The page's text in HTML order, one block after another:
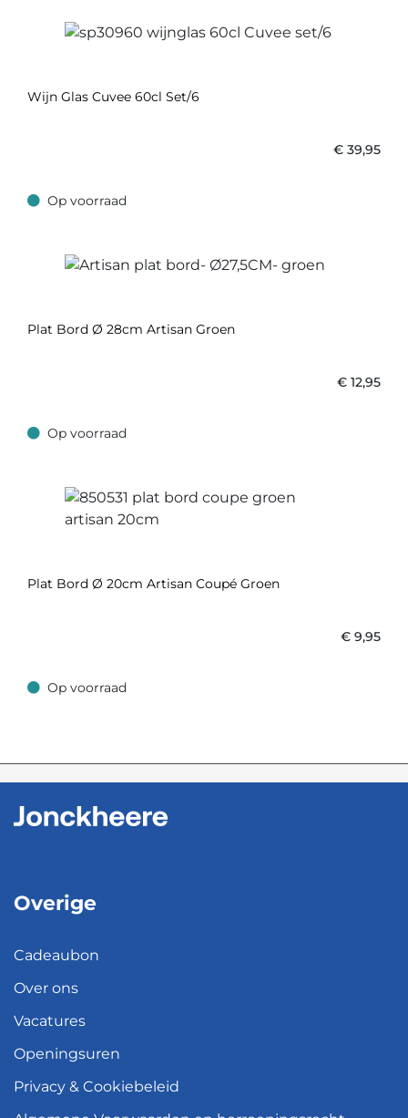
Wijn Glas Cuvee 60cl Set/6
€ 39,95
Op voorraad
Op voorraad
Plat Bord Ø 28cm Artisan Groen
€ 12,95
Op voorraad
Op voorraad
Plat Bord Ø 20cm Artisan Coupé Groen
€ 9,95
Op voorraad
Op voorraad
Overige
Cadeaubon
Over ons
Vacatures
Openingsuren
Privacy & Cookiebeleid